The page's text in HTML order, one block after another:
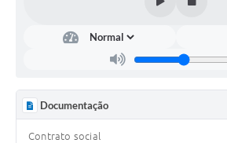
Documentação
Contrato social